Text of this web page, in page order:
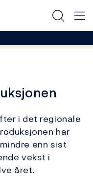
i det regionale
har
enn sist
vekst i
året.